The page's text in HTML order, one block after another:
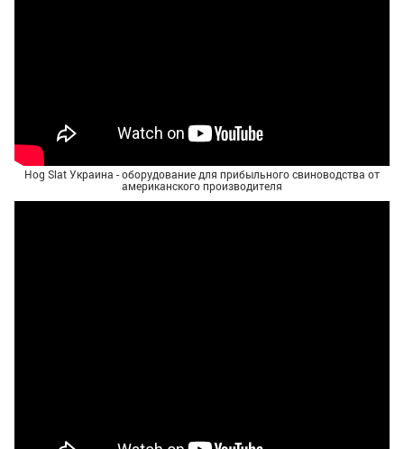
Hog Slat Украина - оборудование для прибыльного свиноводства от
американского производителя